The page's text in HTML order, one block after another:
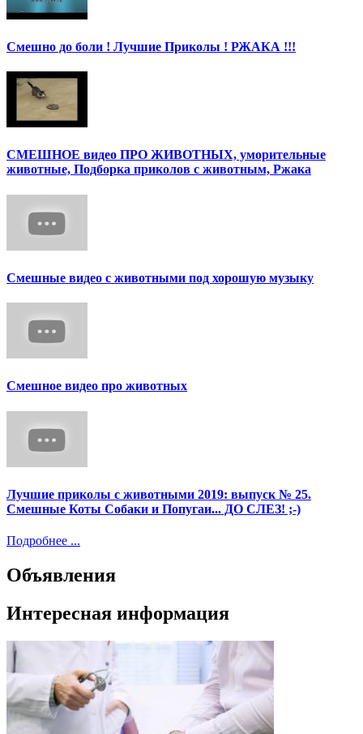
Смешно до боли ! Лучшие Приколы ! РЖАКА !!!
СМЕШНОЕ видео ПРО ЖИВОТНЫХ, уморительные
животные, Подборка приколов с животным, Ржака
Смешные видео с животными под хорошую музыку
Смешное видео про животных
Лучшие приколы с животными 2019: выпуск № 25.
Смешные Коты Собаки и Попугаи... ДО СЛЕЗ! ;-)
Подробнее ...
Объявления
Интересная информация